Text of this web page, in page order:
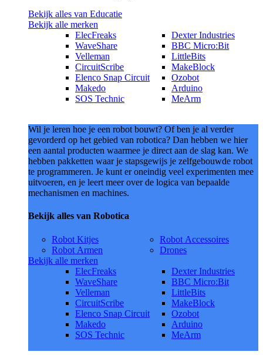
Bekijk alles van Educatie
Bekijk alle merken
ElecFreaks
WaveShare
Velleman
CircuitScribe
Elenco Snap Circuit
Makedo
SOS Technic
Dexter Industries
BBC Micro:Bit
LittleBits
MakeBlock
Ozobot
Arduino
MeArm
Wil je leren hoe je een robot bouwt? Of ben je al verder
gevorderd op het gebied van robotica? Dan hebben we hier
een aantal producten waarmee je direct aan de slag kan. We
hebben pakketten waar je stapsgewijs je zelfgebouwde robot
te programmeren. Je kunt er oneindig veel experimenten mee
uitvoeren, en je leert meer over de logica van bepaalde
mechanismen en machines.
Bekijk alles van Robotica
Robot Kitjes
Robot Armen
Robot Accessoires
Drones
Bekijk alle merken
ElecFreaks
WaveShare
Velleman
CircuitScribe
Elenco Snap Circuit
Makedo
SOS Technic
Dexter Industries
BBC Micro:Bit
LittleBits
MakeBlock
Ozobot
Arduino
MeArm